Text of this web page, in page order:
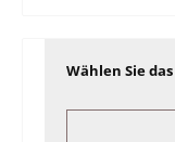
Wählen Sie